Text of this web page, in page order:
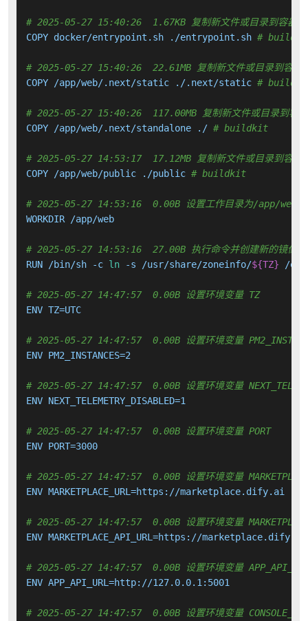
# 2025-05-27 15:40:26  1.67KB 复制新文件或目录到容器中
COPY docker/entrypoint.sh ./entrypoint.sh #
# 2025-05-27 15:40:26  22.61MB 复制新文件或目录到容器
COPY /app/web/.next/static ./.next/static #
# 2025-05-27 15:40:26  117.00MB 复制新文件或目录到容
COPY /app/web/.next/standalone ./ # buildkit
# 2025-05-27 14:53:17  17.12MB 复制新文件或目录到容器
COPY /app/web/public ./public # buildkit
# 2025-05-27 14:53:16  0.00B 设置工作目录为/app/web
WORKDIR /app/web
# 2025-05-27 14:53:16  27.00B 执行命令并创建新的镜像层
RUN /bin/sh -c ln -s /usr/share/zoneinfo/${TZ} /
# 2025-05-27 14:47:57  0.00B 设置环境变量 TZ
ENV TZ=UTC
# 2025-05-27 14:47:57  0.00B 设置环境变量
ENV PM2_INSTANCES=2
# 2025-05-27 14:47:57  0.00B 设置环境变量
ENV NEXT_TELEMETRY_DISABLED=1
# 2025-05-27 14:47:57  0.00B 设置环境变量 PORT
ENV PORT=3000
# 2025-05-27 14:47:57  0.00B 设置环境变量
ENV MARKETPLACE_URL=https://marketplace.dify.ai
# 2025-05-27 14:47:57  0.00B 设置环境变量
ENV MARKETPLACE_API_URL=https://marketplace.dify.ai
# 2025-05-27 14:47:57  0.00B 设置环境变量
ENV APP_API_URL=http://127.0.0.1:5001
# 2025-05-27 14:47:57  0.00B 设置环境变量